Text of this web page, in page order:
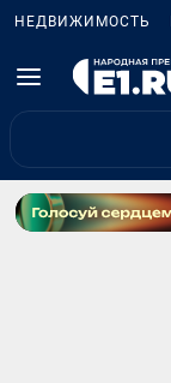
НЕДВИЖИМОСТЬ